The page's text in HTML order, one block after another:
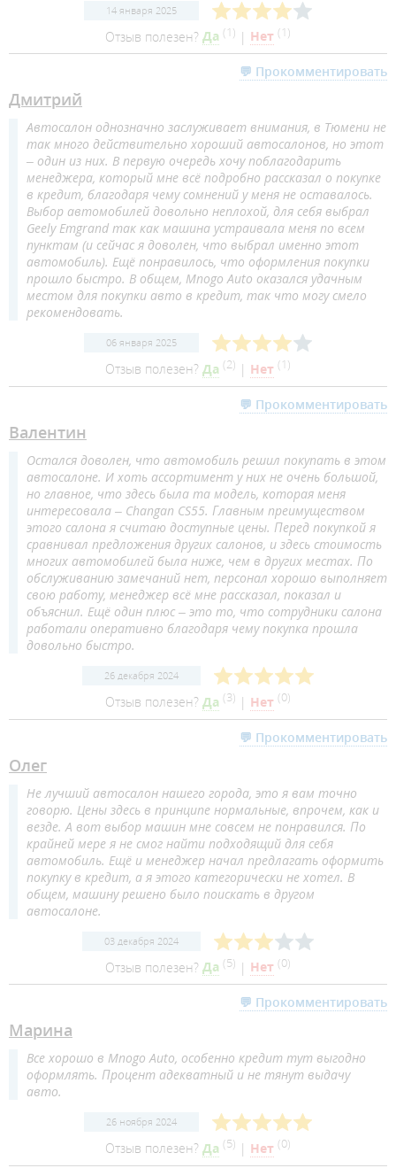
14 января 2025
Отзыв полезен? Да (1 ) | Нет (1 )
💬 Прокомментировать
Дмитрий
Автосалон однозначно заслуживает внимания, в Тюмени не
так много действительно хороший автосалонов, но этот
– один из них. В первую очередь хочу поблагодарить
менеджера, который мне всё подробно рассказал о покупке
в кредит, благодаря чему сомнений у меня не оставалось.
Выбор автомобилей довольно неплохой, для себя выбрал
Geely Emgrand так как машина устраивала меня по всем
пунктам (и сейчас я доволен, что выбрал именно этот
автомобиль). Ещё понравилось, что оформления покупки
прошло быстро. В общем, Mnogo Auto оказался удачным
местом для покупки авто в кредит, так что могу смело
рекомендовать.
06 января 2025
Отзыв полезен? Да (2) | Нет (1 )
💬 Прокомментировать
Валентин
Остался доволен, что автомобиль решил покупать в этом
автосалоне. И хоть ассортимент у них не очень большой,
но главное, что здесь была та модель, которая меня
интересовала – Changan CS55. Главным преимуществом
этого салона я считаю доступные цены. Перед покупкой я
сравнивал предложения других салонов, и здесь стоимость
многих автомобилей была ниже, чем в других местах. По
обслуживанию замечаний нет, персонал хорошо выполняет
свою работу, менеджер всё мне рассказал, показал и
объяснил. Ещё один плюс – это то, что сотрудники салона
работали оперативно благодаря чему покупка прошла
довольно быстро.
26 декабря 2024
Отзыв полезен? Да (3) | Нет (0)
💬 Прокомментировать
Олег
Не лучший автосалон нашего города, это я вам точно
говорю. Цены здесь в принципе нормальные, впрочем, как и
везде. А вот выбор машин мне совсем не понравился. По
крайней мере я не смог найти подходящий для себя
автомобиль. Ещё и менеджер начал предлагать оформить
покупку в кредит, а я этого категорически не хотел. В
общем, машину решено было поискать в другом
автосалоне.
03 декабря 2024
Отзыв полезен? Да (5) | Нет (0)
💬 Прокомментировать
Марина
Все хорошо в Mnogo Auto, особенно кредит тут выгодно
оформлять. Процент адекватный и не тянут выдачу
авто.
26 ноября 2024
Отзыв полезен? Да (5) | Нет (0)